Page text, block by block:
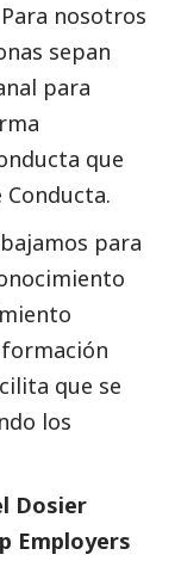
nosotros
sepan
para
que
para
que se
los
Dosier
Employers